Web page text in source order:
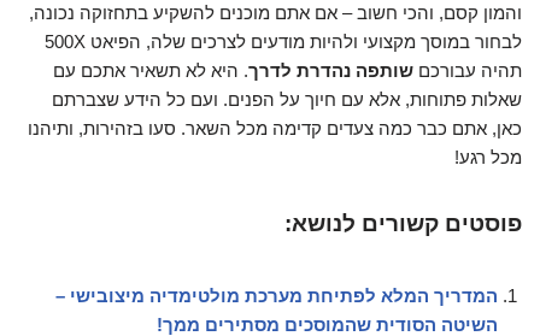
והמון קסם, והכי חשוב – אם אתם מוכנים להשקיע בתחזוקה נכונה,
לבחור במוסך מקצועי ולהיות מודעים לצרכים שלה, הפיאט 500X
תהיה עבורכם שותפה נהדרת לדרך. היא לא תשאיר אתכם עם
שאלות פתוחות, אלא עם חיוך על הפנים. ועם כל הידע שצברתם
כאן, אתם כבר כמה צעדים קדימה מכל השאר. סעו בזהירות, ותיהנו
מכל רגע!
פוסטים קשורים לנושא:
המדריך המלא לפתיחת מערכת מולטימדיה מיצובישי –
השיטה הסודית שהמוסכים מסתירים ממך!